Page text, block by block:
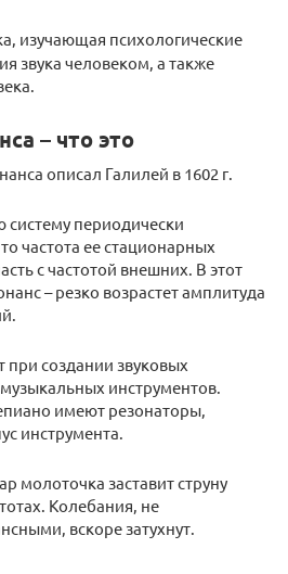
изучающая психологические
звука человеком, а также
– что это
описал Галилей в 1602 г.
систему периодически
частота ее стационарных
с частотой внешних. В этот
– резко возрастет амплитуда
при создании звуковых
инструментов.
имеют резонаторы,
инструмента.
молоточка заставит струну
Колебания, не
вскоре затухнут.